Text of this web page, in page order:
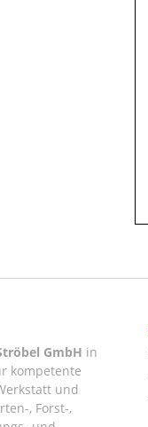
GmbH in
kompetente
und
, Forst-,